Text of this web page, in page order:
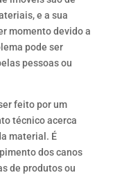
e a sua
momento devido a
pode ser
pessoas ou
feito por um
técnico acerca
material. É
dos canos
de produtos ou